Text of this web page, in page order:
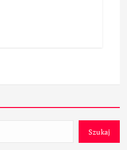
Szukaj